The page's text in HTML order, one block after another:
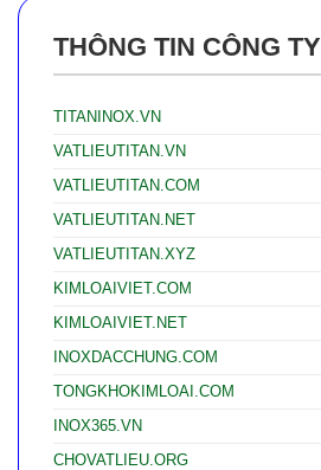
THÔNG TIN CÔNG TY
TITANINOX.VN
VATLIEUTITAN.VN
VATLIEUTITAN.COM
VATLIEUTITAN.NET
VATLIEUTITAN.XYZ
KIMLOAIVIET.COM
KIMLOAIVIET.NET
INOXDACCHUNG.COM
TONGKHOKIMLOAI.COM
INOX365.VN
CHOVATLIEU.ORG